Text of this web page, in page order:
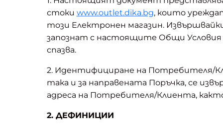
стоки www.outlet.dika.bg, които
този Eлектронен магазин.
запознат с настоящите Общи Условия
спазва.
2. Идентифициране на Потребителя/
така и за направената Поръчка, се
адреса на Потребителя/Клиента,
2. ДЕФИНИЦИИ